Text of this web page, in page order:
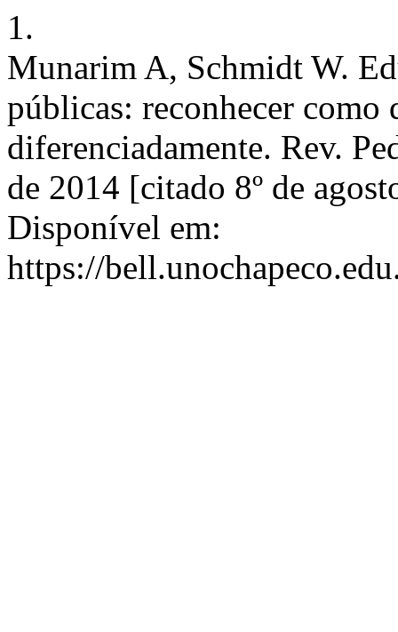
1.
Munarim A, Schmidt W.
públicas: reconhecer como
diferenciadamente. Rev.
de 2014 [citado 8º de
Disponível em:
https://